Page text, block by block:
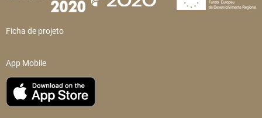
Ficha de projeto
App Mobile